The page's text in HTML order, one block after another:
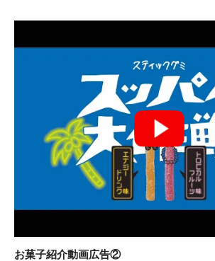
お菓子紹介動画広告②
メイク用綿棒紹介動画広告事例
WEB広告 YouTube広告
動画の制作背景をみる